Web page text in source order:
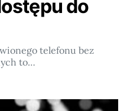
do
telefonu bez
to…